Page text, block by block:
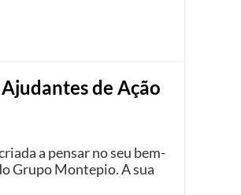
de Ação
a pensar no seu bem-
Grupo Montepio. A sua